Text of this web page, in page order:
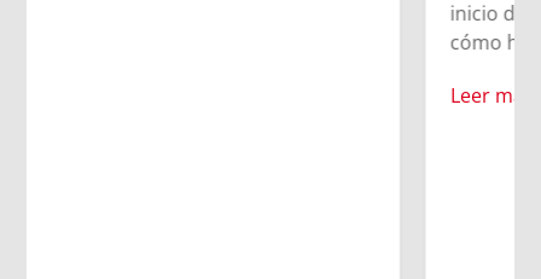
cómo han vivido la llegada a la ciudad condal.